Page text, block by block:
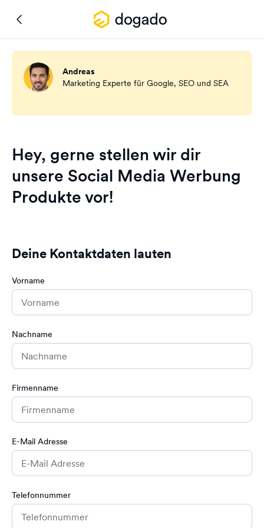
Andreas
Marketing Experte für Google, SEO und SEA
Hey, gerne stellen wir dir
unsere Social Media Werbung
Produkte vor!
Deine Kontaktdaten lauten
Vorname
Nachname
Firmenname
E-Mail Adresse
Telefonnummer